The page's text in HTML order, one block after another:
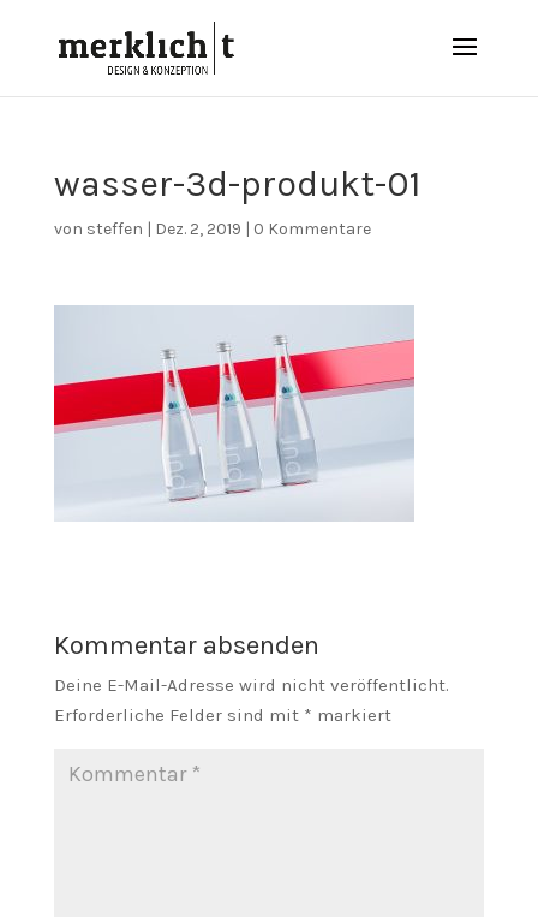
wasser-3d-produkt-01
von steffen | Dez. 2, 2019 | 0 Kommentare
Kommentar absenden
Deine E-Mail-Adresse wird nicht veröffentlicht.
Erforderliche Felder sind mit * markiert